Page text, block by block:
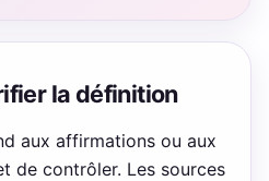
la définition
aux affirmations ou aux
de contrôler. Les sources